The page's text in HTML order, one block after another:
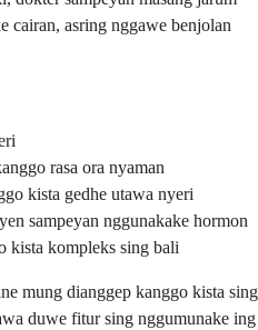
cairan, asring nggawe benjolan
rasa ora nyaman
kista gedhe utawa nyeri
sampeyan nggunakake hormon
kista kompleks sing bali
mung dianggep kanggo kista sing
duwe fitur sing nggumunake ing